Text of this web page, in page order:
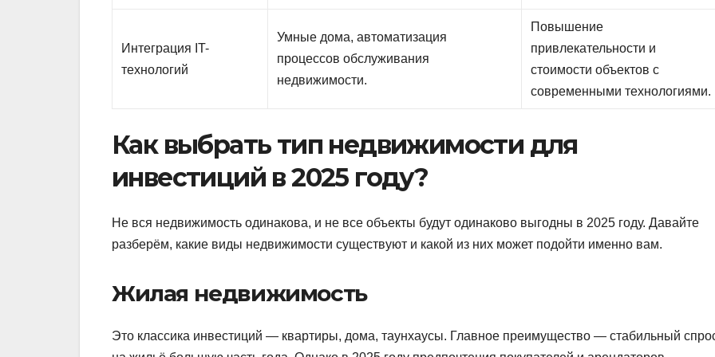
Интеграция IT-
технологий
Умные дома, автоматизация
процессов обслуживания
недвижимости.
Повышение
привлекательности и
стоимости объектов с
современными технологиями.
Как выбрать тип недвижимости для
инвестиций в 2025 году?
Не вся недвижимость одинакова, и не все объекты будут одинаково выгодны в 2025 году. Давайте
разберём, какие виды недвижимости существуют и какой из них может подойти именно вам.
Жилая недвижимость
Это классика инвестиций — квартиры, дома, таунхаусы. Главное преимущество — стабильный